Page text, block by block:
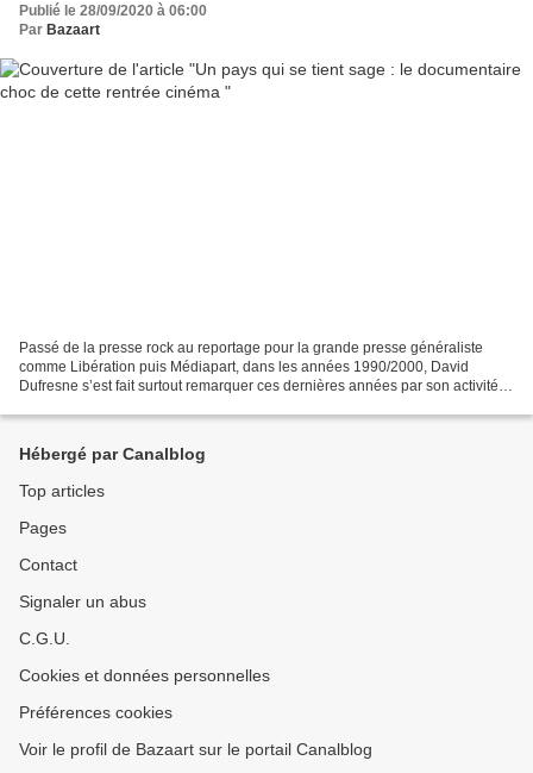
Publié le 28/09/2020 à 06:00
Par Bazaart
Passé de la presse rock au reportage pour la grande presse généraliste
comme Libération puis Médiapart, dans les années 1990/2000, David
Dufresne s’est fait surtout remarquer ces dernières années par son activité
Hébergé par Canalblog
Top articles
Pages
Contact
Signaler un abus
C.G.U.
Cookies et données personnelles
Préférences cookies
Voir le profil de Bazaart sur le portail Canalblog